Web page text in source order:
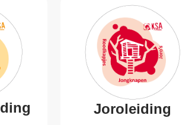
Joroleiding